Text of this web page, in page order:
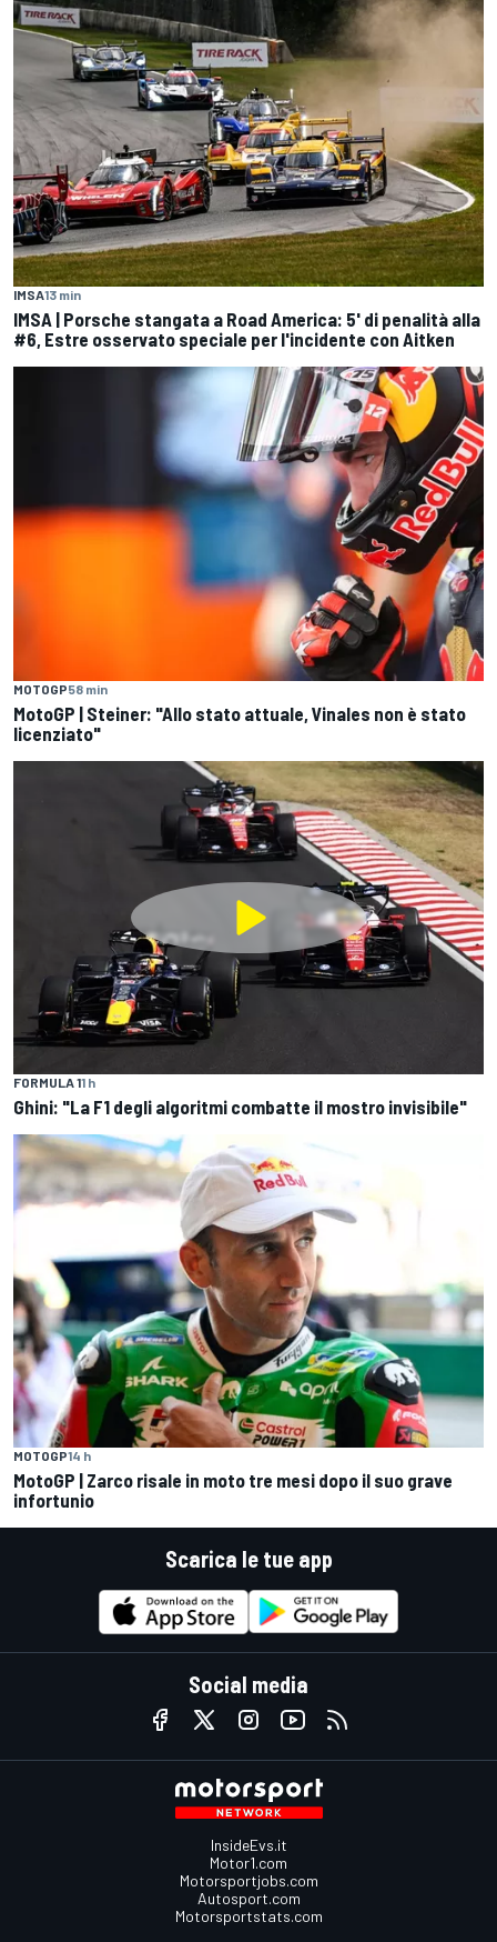
IMSA13 min
IMSA | Porsche stangata a Road America: 5' di penalità alla
#6, Estre osservato speciale per l'incidente con Aitken
MOTOGP58 min
MotoGP | Steiner: "Allo stato attuale, Vinales non è stato
licenziato"
FORMULA 11 h
Ghini: "La F1 degli algoritmi combatte il mostro invisibile"
MOTOGP14 h
MotoGP | Zarco risale in moto tre mesi dopo il suo grave
infortunio
Scarica le tue app
Social media
InsideEvs.it
Motor1.com
Motorsportjobs.com
Autosport.com
Motorsportstats.com